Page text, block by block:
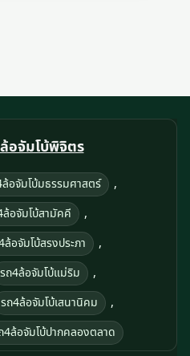
อจัมโบ้พิจิตร
อจัมโบ้มธรรมศาสตร์ ,
ล้อจัมโบ้สามัคคี ,
ล้อจัมโบ้สรงประภา ,
รถ4ล้อจัมโบ้แม่ริม ,
รถ4ล้อจัมโบ้เสนานิคม ,
4ล้อจัมโบ้ปากคลองตลาด